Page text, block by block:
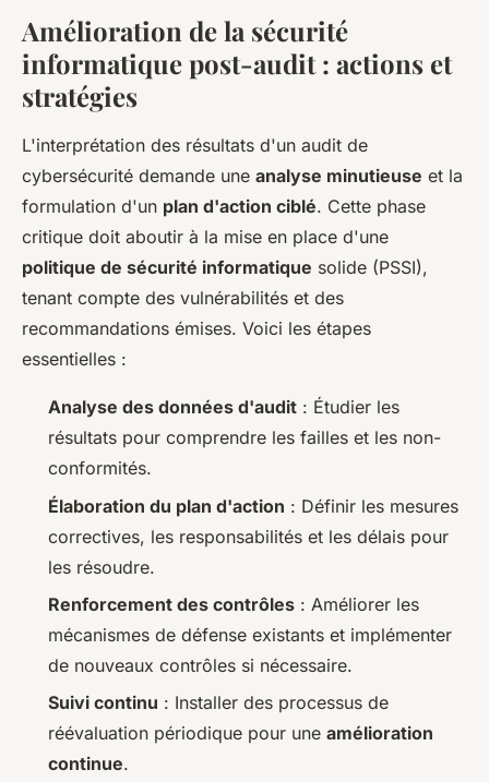
Amélioration de la sécurité
informatique post-audit : actions et
stratégies
L'interprétation des résultats d'un audit de
cybersécurité demande une analyse minutieuse et la
formulation d'un plan d'action ciblé. Cette phase
critique doit aboutir à la mise en place d'une
politique de sécurité informatique solide (PSSI),
tenant compte des vulnérabilités et des
recommandations émises. Voici les étapes
essentielles :
Analyse des données d'audit : Étudier les
résultats pour comprendre les failles et les non-
conformités.
Élaboration du plan d'action : Définir les mesures
correctives, les responsabilités et les délais pour
les résoudre.
Renforcement des contrôles : Améliorer les
mécanismes de défense existants et implémenter
de nouveaux contrôles si nécessaire.
Suivi continu : Installer des processus de
réévaluation périodique pour une amélioration
continue.